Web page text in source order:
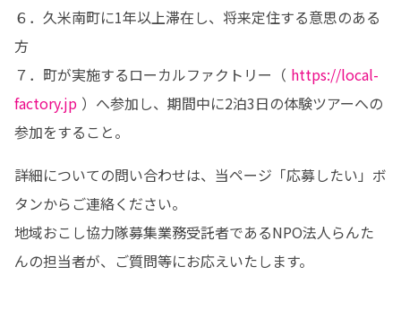
６．久米南町に1年以上滞在し、将来定住する意思のある
方
７．町が実施するローカルファクトリー（ https://local-
factory.jp ）へ参加し、期間中に2泊3日の体験ツアーへの
参加をすること。
詳細についての問い合わせは、当ページ「応募したい」ボ
タンからご連絡ください。
地域おこし協力隊募集業務受託者であるNPO法人らんた
んの担当者が、ご質問等にお応えいたします。